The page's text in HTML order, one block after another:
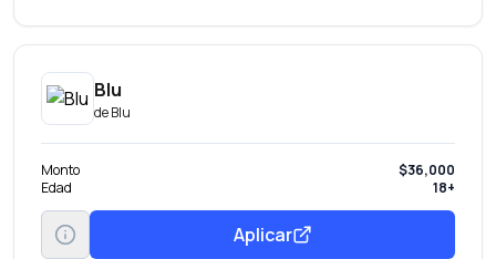
Blu
deBlu
Monto
$36,000
Edad
18+
Aplicar